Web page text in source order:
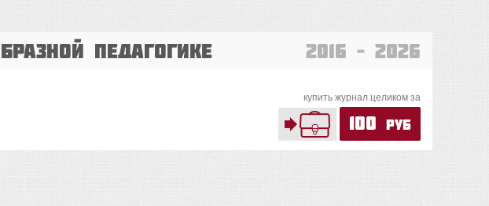
педагогике 2016 – 2026
купить журнал целиком за
100 руб